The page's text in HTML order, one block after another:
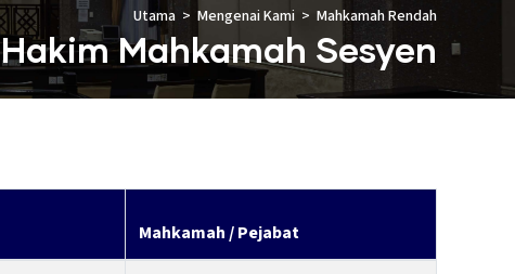
Hakim Mahkamah Sesyen
Utama Mengenai Kami Mahkamah Rendah
Mahkamah / Pejabat